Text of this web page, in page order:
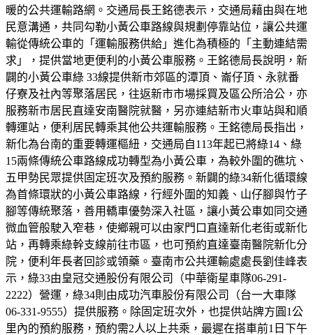
暖的公共運輸路網。交通局長王銘德表示，交通局藉由與在地
民意溝通，共同勾勒小黃公車路線與規劃停靠站位，讓公共運
輸從傳統公車的「運輸服務供給」進化為積極的「主動連結需
求」，提供當地更便利的小黃公車服務。王銘德局長說明，新
闢的小黃公車綠 33線提供新市郊區的潭頂、崙仔頂、永就番
仔寮及社內等聚落居民，往返新市市場採買及區公所洽公，亦
服務新市居民直達安南醫院就醫，另亦連結新市火車站與和順
轉運站，便利居民轉乘其他公共運輸服務。王銘德局長指出，
新化為台南的重要轉運樞紐，交通局自113年起已將綠14、綠
15兩條傳統公車路線成功轉型為小黃公車，為較外圍的礁坑、
五甲勢民眾提供固定班次及預約服務。新闢的綠34新化循環線
為首條環狀的小黃公車路線，行經外圍的知義、山仔腳與竹子
腳等傳統聚落，善用轎車優勢深入社區，讓小黃公車如同交通
微血管般駛入窄巷，使鄉親可以由家門口直達新化老街或新化
站，再轉乘綠幹支線前往市區，也可預約直達臺南醫院新化分
院，便利年長者回診或領藥。臺南市公共運輸處處長劉佳峰表
示，綠33由皇冠交通股份有限公司（中華衛星車隊06-291-
2222）營運，綠34則由成功汽車股份有限公司（台一大車隊
06-331-9555）提供服務。除固定班次外，也提供站牌方圓1公
里內的預約服務，預約需2人以上共乘，最遲在搭車前1日下午